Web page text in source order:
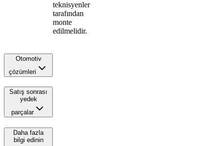
teknisyenler
tarafından
monte
edilmelidir.
Otomotiv
çözümleri
Satış sonrası
yedek
parçalar
Daha fazla
bilgi edinin